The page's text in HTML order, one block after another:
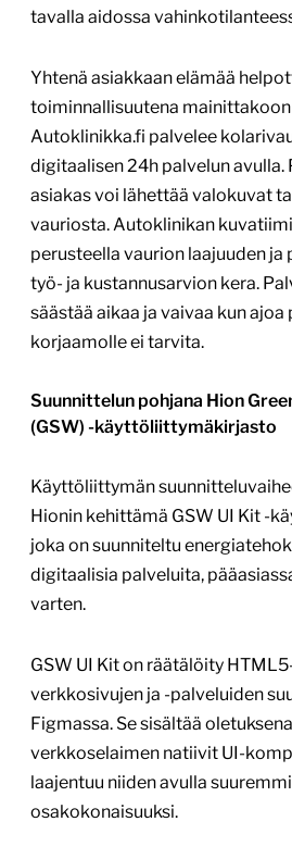
tavalla aidossa
Yhtenä asiakkaan elämää
toiminnallisuutena mainittakoon
Autoklinikka.fi palvelee
digitaalisen 24h palvelun avulla.
asiakas voi lähettää valokuvat
vauriosta. Autoklinikan
perusteella vaurion laajuuden ja
työ- ja kustannusarvion kera.
säästää aikaa ja vaivaa kun ajoa
korjaamolle ei tarvita.
Suunnittelun pohjana Hion
(GSW) -käyttöliittymäkirjasto
Käyttöliittymän
Hionin kehittämä GSW UI Kit -
joka on suunniteltu
digitaalisia palveluita,
varten.
GSW UI Kit on räätälöity
verkkosivujen ja -palveluiden
Figmassa. Se sisältää
verkkoselaimen natiivit UI-
laajentuu niiden avulla
osakokonaisuuksi.